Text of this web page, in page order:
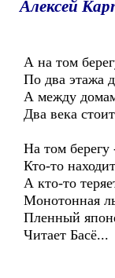
Алексей
А на том
По два этажа
А между
Два века
На том берегу
Кто-то
А кто-то
Монотонная
Пленный
Читает Басё...